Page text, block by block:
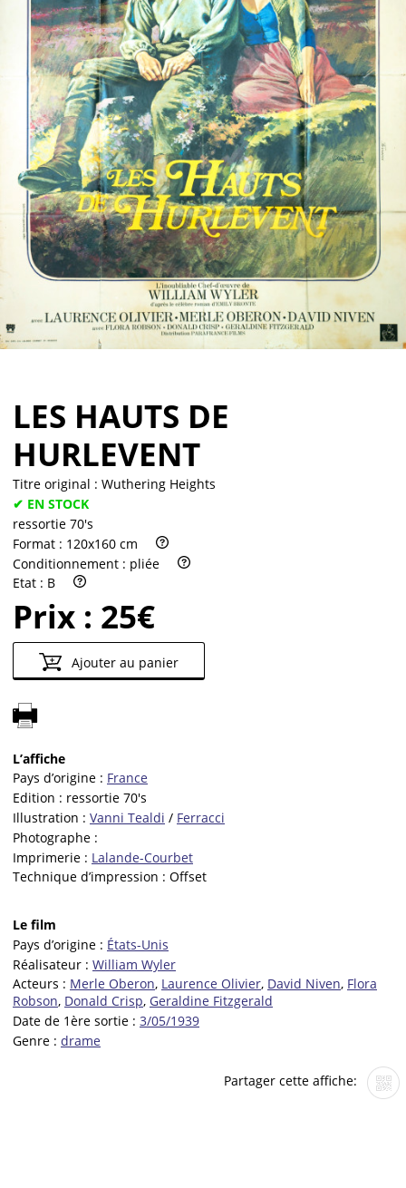
Vendre
LES HAUTS DE
HURLEVENT
Titre original : Wuthering Heights
✔ EN STOCK
ressortie 70's
Format : 120x160 cm
Conditionnement : pliée
Etat : B
Prix : 25€
Ajouter au panier
L’affiche
Pays d’origine : France
Edition : ressortie 70's
Illustration : Vanni Tealdi / Ferracci
Photographe :
Imprimerie : Lalande-Courbet
Technique d’impression : Offset
Le film
Pays d’origine : États-Unis
Réalisateur : William Wyler
Acteurs : Merle Oberon, Laurence Olivier, David Niven, Flora
Robson, Donald Crisp, Geraldine Fitzgerald
Date de 1ère sortie : 3/05/1939
Genre : drame
Partager cette affiche: